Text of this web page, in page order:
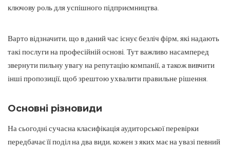
ключову роль для успішного підприємництва.
Варто відзначити, що в даний час існує безліч фірм, які надають
такі послуги на професійній основі. Тут важливо насамперед
звернути пильну увагу на репутацію компанії, а також вивчити
інші пропозиції, щоб зрештою ухвалити правильне рішення.
Основні різновиди
На сьогодні сучасна класифікація аудиторської перевірки
передбачає її поділ на два види, кожен з яких має на увазі певний